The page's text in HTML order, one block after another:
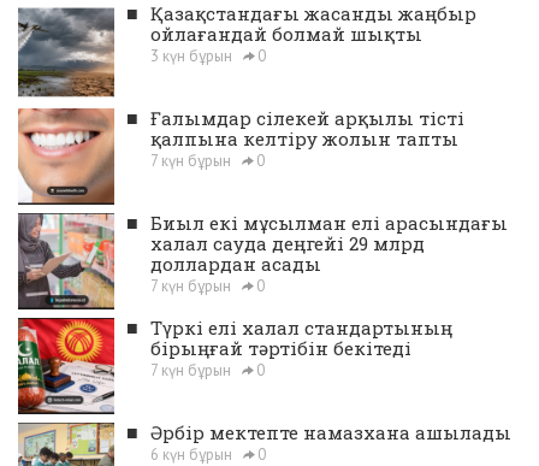
■ Қазақстандағы жасанды жаңбыр
ойлағандай болмай шықты
3 күн бұрын 0
■ Ғалымдар сілекей арқылы тісті
қалпына келтіру жолын тапты
7 күн бұрын 0
■ Биыл екі мұсылман елі арасындағы
халал сауда деңгейі 29 млрд
доллардан асады
7 күн бұрын 0
■ Түркі елі халал стандартының
бірыңғай тәртібін бекітеді
7 күн бұрын 0
■ Әрбір мектепте намазхана ашылады
6 күн бұрын 0